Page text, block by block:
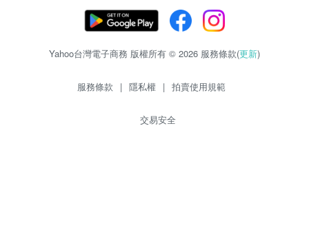
Yahoo台灣電子商務 版權所有 © 2026 服務條款(更新)
服務條款 | 隱私權 | 拍賣使用規範
交易安全